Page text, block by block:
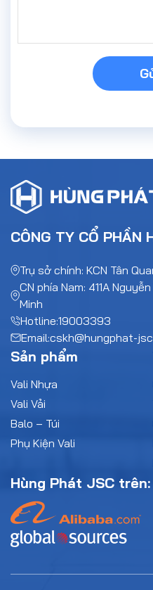
CÔNG TY CỔ PHẦN
Trụ sở chính: KCN Tân
CN phía Nam: 411A
Minh
Hotline:19003393
Email:cskh@hungphat-
Sản phẩm
Vali Nhựa
Vali Vải
Balo – Túi
Phụ Kiện Vali
Hùng Phát JSC trên: